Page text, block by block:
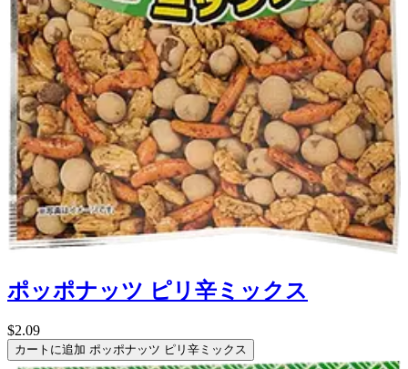
ポッポナッツ ピリ辛ミックス
$2.09
カートに追加 ポッポナッツ ピリ辛ミックス